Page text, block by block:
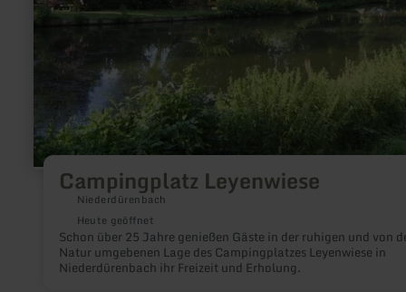
Campingplatz Leyenwiese
Niederdürenbach
Heute geöffnet
Schon über 25 Jahre genießen Gäste in der ruhigen und von
Natur umgebenen Lage des Campingplatzes Leyenwiese in
Niederdürenbach ihr Freizeit und Erholung.